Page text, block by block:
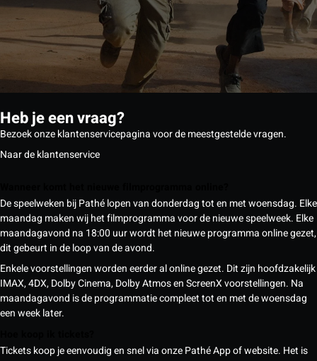
Heb je een vraag?
Bezoek onze klantenservicepagina voor de meestgestelde vragen.
Naar de klantenservice
De speelweken bij Pathé lopen van donderdag tot en met woensdag. Elke
maandag maken wij het filmprogramma voor de nieuwe speelweek. Elke
maandagavond na 18:00 uur wordt het nieuwe programma online gezet,
dit gebeurt in de loop van de avond.
Enkele voorstellingen worden eerder al online gezet. Dit zijn hoofdzakelijk
IMAX, 4DX, Dolby Cinema, Dolby Atmos en ScreenX voorstellingen. Na
maandagavond is de programmatie compleet tot en met de woensdag
een week later.
Tickets koop je eenvoudig en snel via onze Pathé App of website. Het is